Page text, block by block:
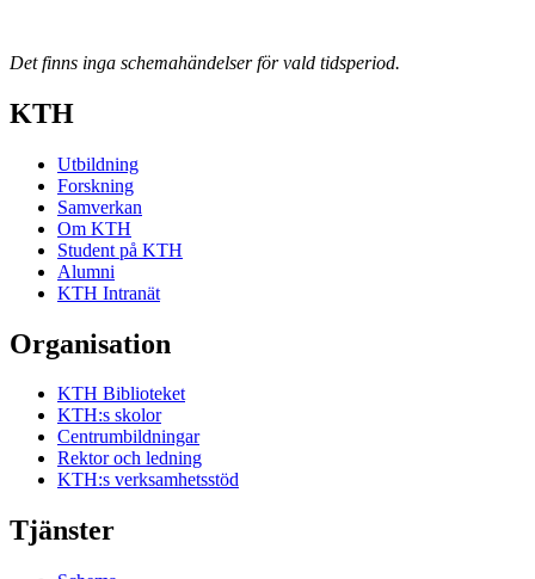
Det finns inga schemahändelser för vald tidsperiod.
KTH
Utbildning
Forskning
Samverkan
Om KTH
Student på KTH
Alumni
KTH Intranät
Organisation
KTH Biblioteket
KTH:s skolor
Centrumbildningar
Rektor och ledning
KTH:s verksamhetsstöd
Tjänster